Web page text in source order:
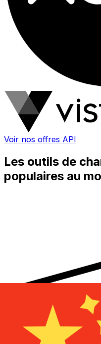
Voir nos offres API
Les outils de
populaires au